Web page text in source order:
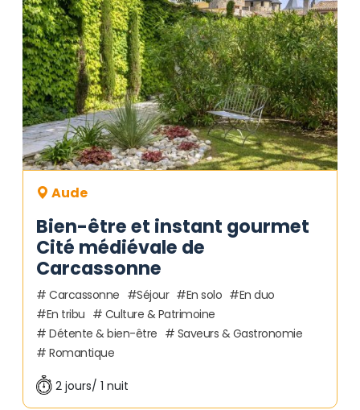
Bien-être et instant gourmet
Cité médiévale de
Carcassonne
Aude
Carcassonne Séjour En solo
En duo
En tribu
Culture & Patrimoine
Détente & bien-être
Saveurs & Gastronomie
Romantique
2 jours/ 1 nuit